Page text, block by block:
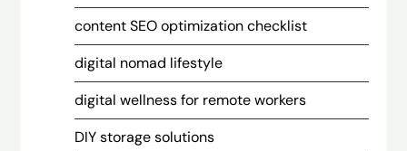
content SEO optimization checklist
digital nomad lifestyle
digital wellness for remote workers
DIY storage solutions